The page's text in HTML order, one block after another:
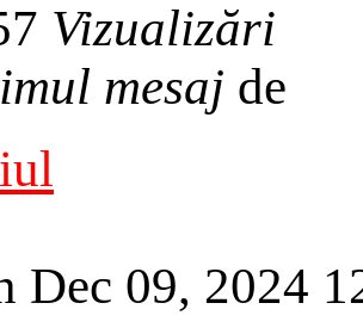
Vizualizări
mesaj de
Dec 09, 2024